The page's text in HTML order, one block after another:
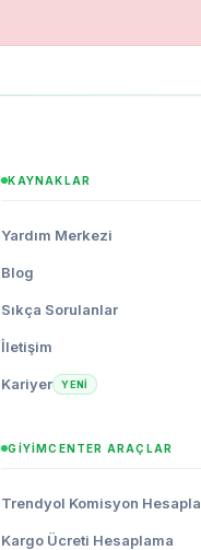
KAYNAKLAR
Yardım Merkezi
Blog
Sıkça Sorulanlar
İletişim
Kariyer YENİ
GIYIMCENTER ARAÇLAR
Trendyol Komisyon
Kargo Ücreti Hesaplama